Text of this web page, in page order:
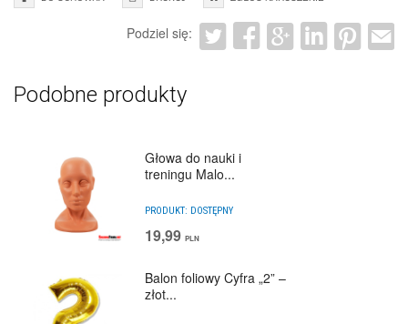
Podziel się:
Podobne produkty
Głowa do nauki i
treningu Malo...
PRODUKT: DOSTĘPNY
19,99 PLN
Balon foliowy Cyfra „2” –
złot...